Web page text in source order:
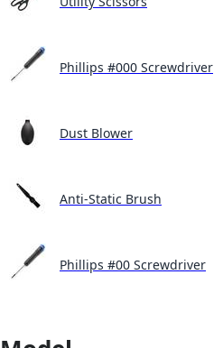
Phillips #000 Screwdriver
Dust Blower
Anti-Static Brush
Phillips #00 Screwdriver